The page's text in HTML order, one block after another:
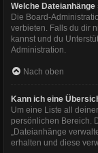
Welche
Die Board-
verbieten. Falls du dir
kannst und du
Administration.
Nach oben
Kann ich eine
Um eine Liste all
persönlichen Bereich.
„Dateianhänge
erhalten und diese